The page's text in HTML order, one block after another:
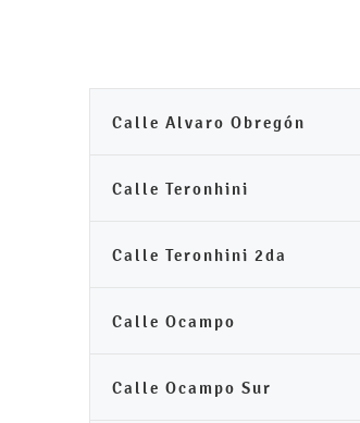
Calle Alvaro Obregón
Calle Teronhini
Calle Teronhini 2da
Calle Ocampo
Calle Ocampo Sur